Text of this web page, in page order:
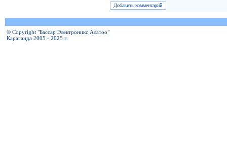
© Copyright "Бассар Электроникс Алатоо"
Караганда 2005 - 2025 г.